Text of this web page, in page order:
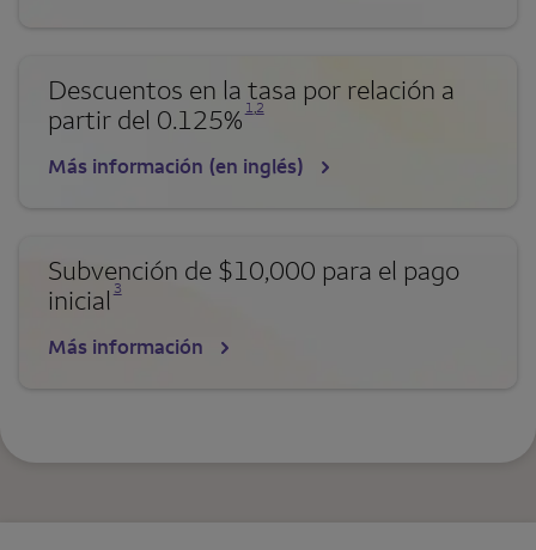
Descuentos en la tasa por relación a
partir del 0.125%
Se abre una modalidad para nota al pie
1,
Se abre una modalidad para nota al pie
2
Más información (en inglés)
Subvención de $10,000 para el pago
inicial
Se abre una modalidad para nota al pie
3
Más información